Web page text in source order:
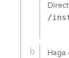
/
Haga